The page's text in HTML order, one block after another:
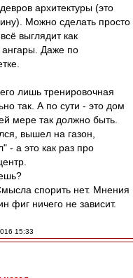
архитектуры (это
Можно сделать просто
выглядит как
Даже по
лишь тренировочная
так. А по сути - это дом
мере так должно быть.
вышел на газон,
- а это как раз про
спорить нет. Мнения
фиг ничего не зависит.
15:33